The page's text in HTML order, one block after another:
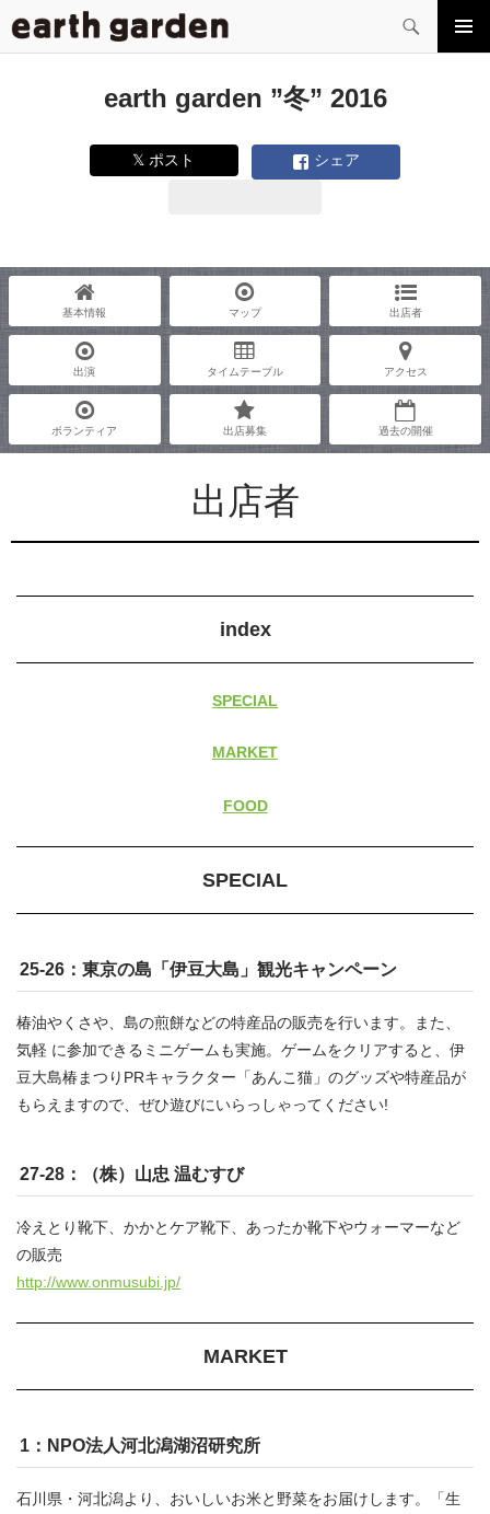
索
コ
earth garden ”冬” 2016
𝕏 ポスト シェア
基本情報 マップ 出店者
出演 タイムテーブル アクセス
ボランティア 出店募集 過去の開催
出店者
index
SPECIAL
MARKET
FOOD
SPECIAL
25-26：東京の島「伊豆大島」観光キャンペーン
椿油やくさや、島の煎餅などの特産品の販売を行います。また、
気軽 に参加できるミニゲームも実施。ゲームをクリアすると、伊
豆大島椿まつりPRキャラクター「あんこ猫」のグッズや特産品が
もらえますので、ぜひ遊びにいらっしゃってください!
27-28：（株）山忠 温むすび
冷えとり靴下、かかとケア靴下、あったか靴下やウォーマーなど
の販売
http://www.onmusubi.jp/
MARKET
1：NPO法人河北潟湖沼研究所
石川県・河北潟より、おいしいお米と野菜をお届けします。「生